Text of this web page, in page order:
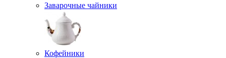
Заварочные чайники
Кофейники